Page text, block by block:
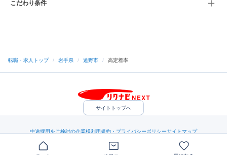
こだわり条件
転職・求人トップ / 岩手県 / 遠野市 / 高定着率
サイトトップへ
中途採用をご検討の企業様利用規約・プライバシーポリシーサイトマップ
（C）Indeed Inc.